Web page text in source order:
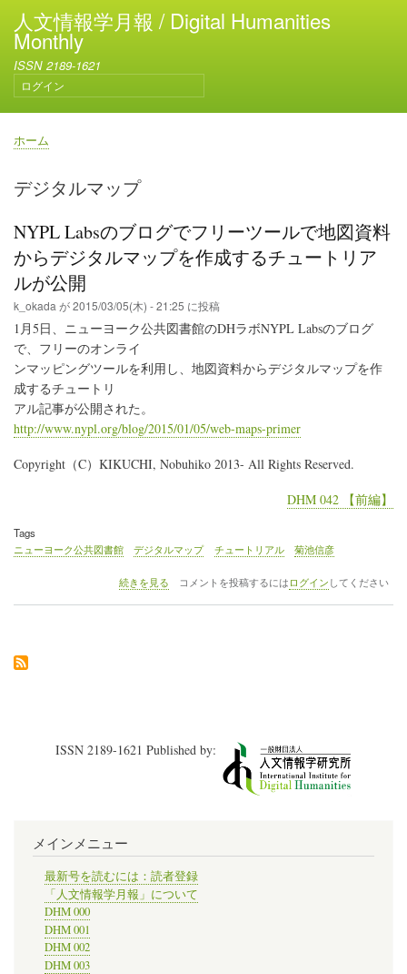
メ
イ
コ
テ
人文情報学月報 / Digital Humanities
Monthly
ISSN 2189-1621
ユ
ー
ザ
ー
カ
ン
ト
メ
ニ
ュ
ー
ログイン
パ
く
ホーム
デジタルマップ
NYPL Labsのブログでフリーツールで地図資料
からデジタルマップを作成するチュートリア
ルが公開
k_okada が2015/03/05(木) - 21:25 に投稿
1月5日、ニューヨーク公共図書館のDHラボNYPL Labsのブログ
で、フリーのオンライ
ンマッピングツールを利用し、地図資料からデジタルマップを作
成するチュートリ
アル記事が公開された。
http://www.nypl.org/blog/2015/01/05/web-maps-primer
Copyright（C）KIKUCHI, Nobuhiko 2013- All Rights Reserved.
DHM 042 【前編】
Tags
ニューヨーク公共図書館
デジタルマップ チュートリアル 菊池信彦
NYPL
ー
料
か
ら
デ
ジ
続きを見る コメントを投稿するには ログイン してください
ISSN 2189-1621 Published by:
メインメニュー
最新号を読むには：読者登録
「人文情報学月報」について
DHM 000
DHM 001
DHM 002
DHM 003